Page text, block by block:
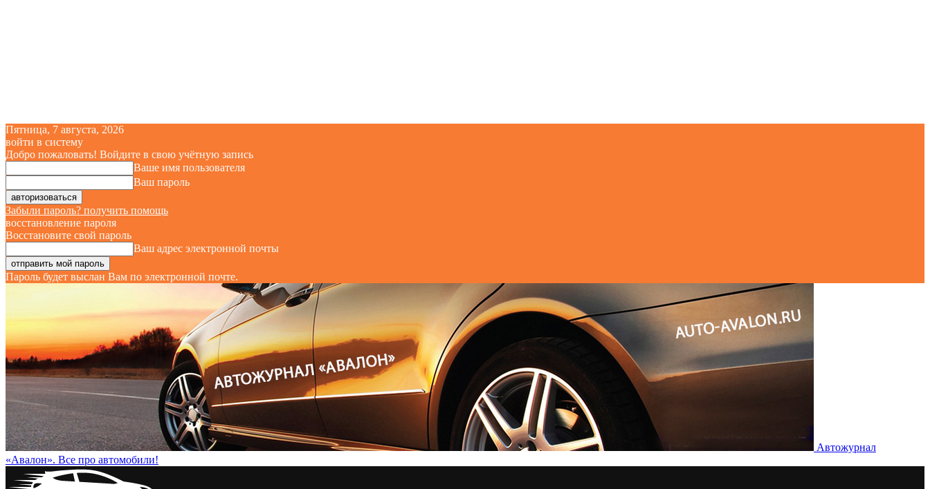
Пятница, 7 августа, 2026
войти в систему
Добро пожаловать! Войдите в свою учётную запись
Ваше имя пользователя
Ваш пароль
Забыли пароль? получить помощь
восстановление пароля
Восстановите свой пароль
Ваш адрес электронной почты
Пароль будет выслан Вам по электронной почте.
Автожурнал
«Авалон». Все про автомобили!